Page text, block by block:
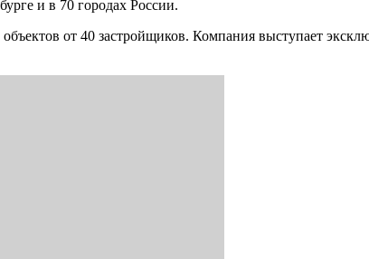
и в 70 городах России.
от 40 застройщиков. Компания выступает